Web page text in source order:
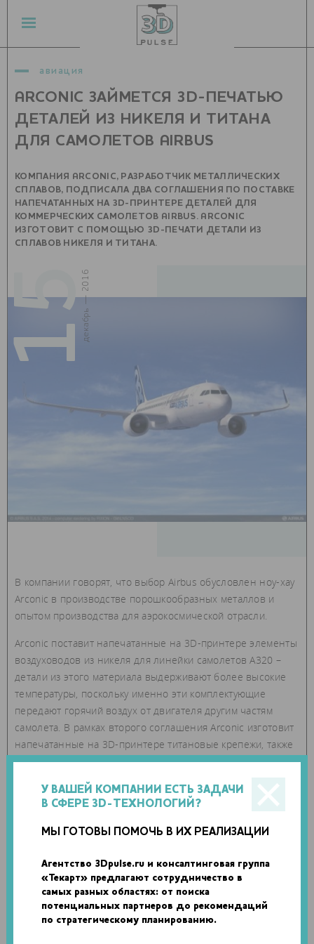
У ВАШЕЙ КОМПАНИИ ЕСТЬ ЗАДАЧИ
В СФЕРЕ 3D-ТЕХНОЛОГИЙ?
МЫ ГОТОВЫ ПОМОЧЬ В ИХ РЕАЛИЗАЦИИ
Агентство 3Dpulse.ru и консалтинговая группа
«Текарт» предлагают сотрудничество в
самых разных областях: от поиска
потенциальных партнеров до рекомендаций
по стратегическому планированию.
авиация
ARCONIC ЗАЙМЕТСЯ 3D-ПЕЧАТЬЮ
ДЕТАЛЕЙ ИЗ НИКЕЛЯ И ТИТАНА
ДЛЯ САМОЛЕТОВ AIRBUS
КОМПАНИЯ ARCONIC, РАЗРАБОТЧИК МЕТАЛЛИЧЕСКИХ
СПЛАВОВ, ПОДПИСАЛА ДВА СОГЛАШЕНИЯ ПО ПОСТАВКЕ
НАПЕЧАТАННЫХ НА 3D-ПРИНТЕРЕ ДЕТАЛЕЙ ДЛЯ
КОММЕРЧЕСКИХ САМОЛЕТОВ AIRBUS. ARCONIC
ИЗГОТОВИТ С ПОМОЩЬЮ 3D-ПЕЧАТИ ДЕТАЛИ ИЗ
СПЛАВОВ НИКЕЛЯ И ТИТАНА.
15
декабрь — 2016
В компании говорят, что выбор Airbus обусловлен ноу-хау
Arconic в производстве порошкообразных металлов и
опытом производства для аэрокосмической отрасли.
Arconic поставит напечатанные на 3D-принтере элементы
воздуховодов из никеля для линейки самолетов A320 –
детали из этого материала выдерживают более высокие
температуры, поскольку именно эти комплектующие
передают горячий воздух от двигателя другим частям
самолета. В рамках второго соглашения Arconic изготовит
напечатанные на 3D-принтере титановые крепежи, также
для платформы A320. Компания рассчитывает начать
поставки обоих типов деталей во втором квартале 2017